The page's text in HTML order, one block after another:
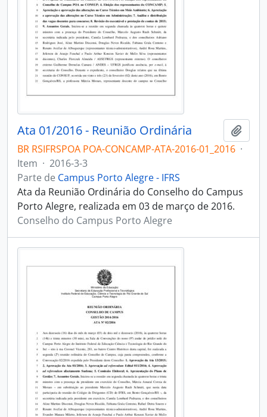
Ata 01/2016 - Reunião Ordinária
BR RSIFRSPOA POA-CONCAMP-ATA-2016-01_2016 ·
Item · 2016-3-3
Parte de Campus Porto Alegre - IFRS
Ata da Reunião Ordinária do Conselho do Campus
Porto Alegre, realizada em 03 de março de 2016.
Conselho do Campus Porto Alegre